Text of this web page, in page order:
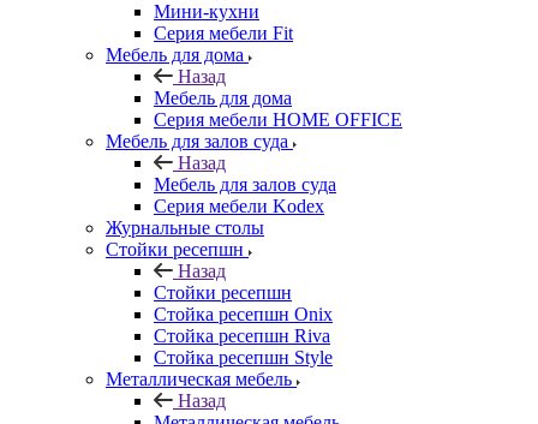
Мини-кухни
Серия мебели Fit
Мебель для дома
Назад
Мебель для дома
Серия мебели HOME OFFICE
Мебель для залов суда
Назад
Мебель для залов суда
Серия мебели Kodex
Журнальные столы
Стойки ресепшн
Назад
Стойки ресепшн
Стойка ресепшн Onix
Стойка ресепшн Riva
Стойка ресепшн Style
Металлическая мебель
Назад